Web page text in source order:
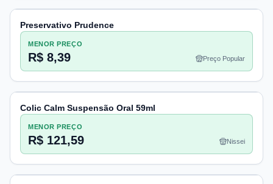
Preservativo Prudence
MENOR PREÇO
R$ 8,39 Preço Popular
Colic Calm Suspensão Oral 59ml
MENOR PREÇO
R$ 121,59 Nissei